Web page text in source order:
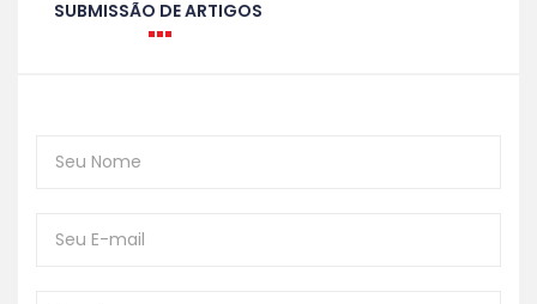
SUBMISSÃO DE ARTIGOS